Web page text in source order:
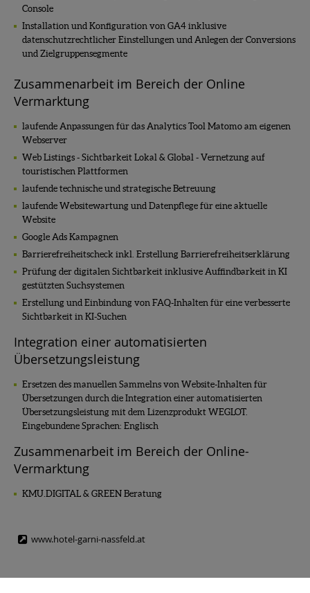
Console
Installation und Konfiguration von GA4 inklusive
datenschutzrechtlicher Einstellungen und Anlegen der Conversions
und Zielgruppensegmente
Zusammenarbeit im Bereich der Online
Vermarktung
laufende Anpassungen für das Analytics Tool Matomo am eigenen
Webserver
Web Listings - Sichtbarkeit Lokal & Global - Vernetzung auf
touristischen Plattformen
laufende technische und strategische Betreuung
laufende Websitewartung und Datenpflege für eine aktuelle
Website
Google Ads Kampagnen
Barrierefreiheitscheck inkl. Erstellung Barrierefreiheitserklärung
Prüfung der digitalen Sichtbarkeit inklusive Auffindbarkeit in KI
gestützten Suchsystemen
Erstellung und Einbindung von FAQ-Inhalten für eine verbesserte
Sichtbarkeit in KI-Suchen
Integration einer automatisierten
Übersetzungsleistung
Ersetzen des manuellen Sammelns von Website-Inhalten für
Übersetzungen durch die Integration einer automatisierten
Übersetzungsleistung mit dem Lizenzprodukt WEGLOT.
Eingebundene Sprachen: Englisch
Zusammenarbeit im Bereich der Online-
Vermarktung
KMU.DIGITAL & GREEN Beratung
www.hotel-garni-nassfeld.at